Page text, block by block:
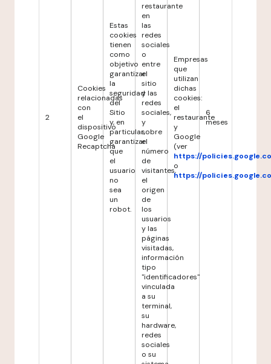
2
Cookies
relacionadas
con
el
dispositivo
Google
Recaptcha
Estas
cookies
tienen
como
objetivo
garantizar
la
seguridad
del
Sitio
y, en
particular,
garantizar
que
el
usuario
no
sea
un
robot.
restaurante
en
las
redes
sociales
o
entre
el
sitio
y las
redes
sociales,
y
sobre
el
número
de
visitantes,
el
origen
de
los
usuarios
y las
páginas
visitadas,
información
tipo
"identificadores"
vinculada
a su
terminal,
su
hardware,
redes
sociales
o su
Empresas
que
utilizan
dichas
cookies:
el
restaurante
y
Google
(ver
https://
o
https://
6
meses